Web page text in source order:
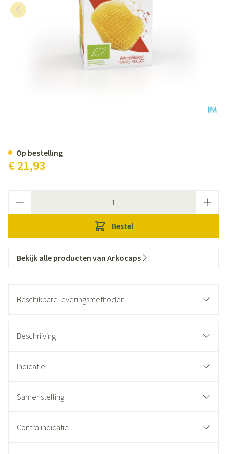
€ 21,93
Bestel
Op bestelling
Bekijk alle producten van Arkocaps
Beschikbare leveringsmethoden
Beschrijving
Indicatie
Samenstelling
Contra indicatie